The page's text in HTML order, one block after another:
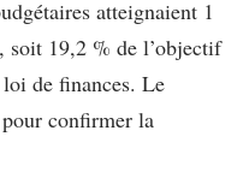
atteignaient 1
soit 19,2 % de l’objectif
de finances. Le
confirmer la